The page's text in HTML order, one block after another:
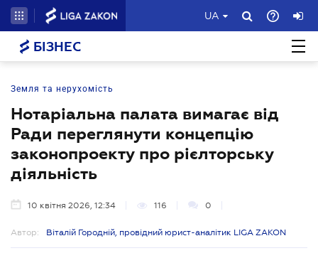
UA
БІЗНЕС
Земля та нерухомість
Нотаріальна палата вимагає від
Ради переглянути концепцію
законопроекту про рієлторську
діяльність
10 квітня 2026, 12:34 116 0
Автор: Віталій Городній, провідний юрист-аналітик LIGA ZAKON